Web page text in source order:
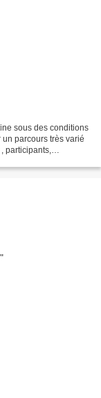
sous des conditions
parcours très varié
participants,